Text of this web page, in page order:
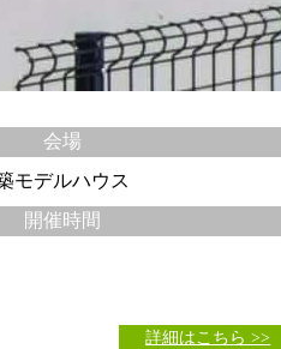
会場
モデルハウス
開催時間
詳細はこちら >>